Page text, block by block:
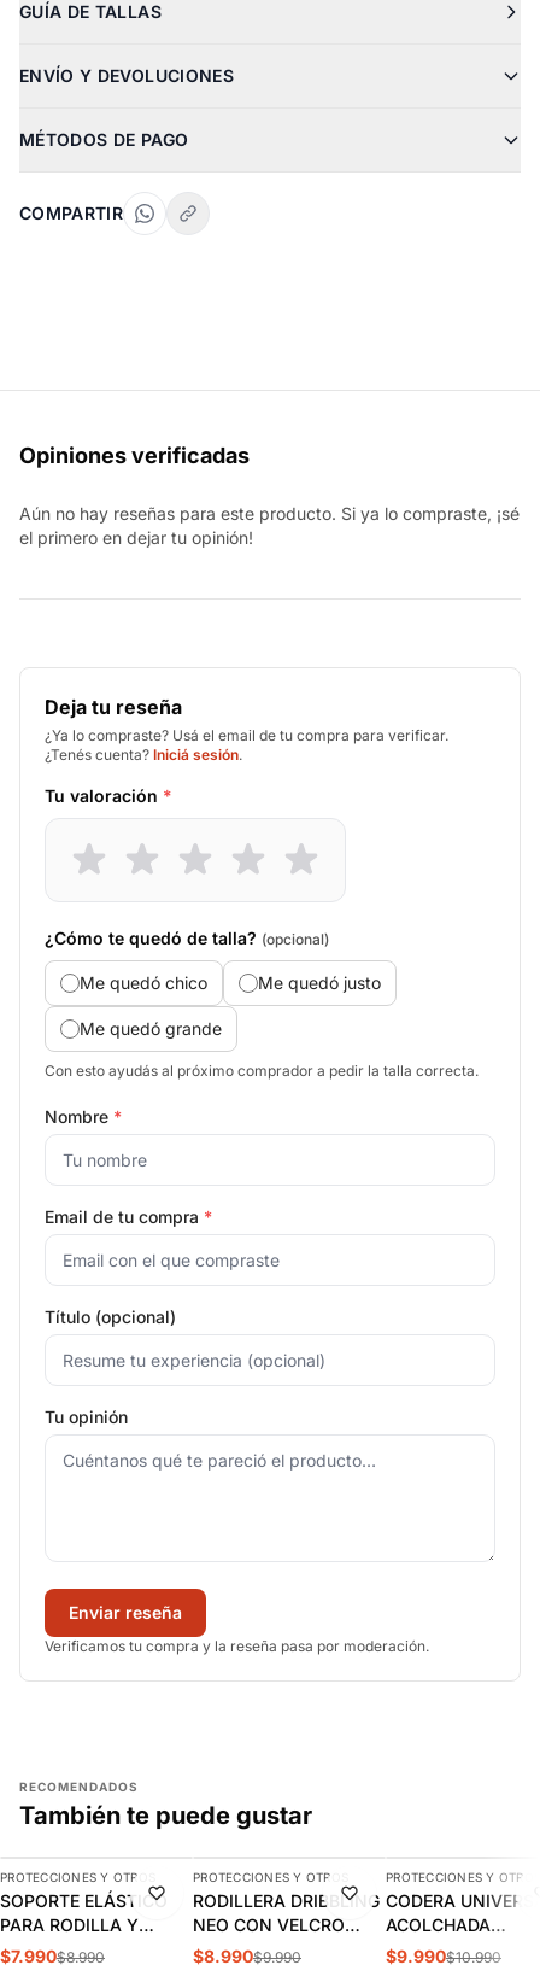
GUÍA DE TALLAS
ENVÍO Y DEVOLUCIONES
MÉTODOS DE PAGO
COMPARTIR
Opiniones verificadas
Aún no hay reseñas para este producto. Si ya lo compraste, ¡sé
el primero en dejar tu opinión!
Deja tu reseña
¿Ya lo compraste? Usá el email de tu compra para verificar.
¿Tenés cuenta? Iniciá sesión.
Tu valoración *
¿Cómo te quedó de talla? (opcional)
Me quedó chico Me quedó justo
Me quedó grande
Con esto ayudás al próximo comprador a pedir la talla correcta.
Nombre *
Email de tu compra *
Título (opcional)
Tu opinión
Enviar reseña
Verificamos tu compra y la reseña pasa por moderación.
RECOMENDADOS
También te puede gustar
-11%
AGREGAR
PROTECCIONES Y OTROS
SOPORTE ELÁSTICO
PARA RODILLA Y
PANTORRILLA WILSON
$7.990$8.990
-10%
AGREGAR
PROTECCIONES Y OTROS
RODILLERA DRIBBLING
NEO CON VELCRO
ABIERTA | 9.55.04
$8.990$9.990
-9%
PROTECCIONES Y OTROS
CODERA
ACOLCHADA
DRIBBLING |
$9.990$10.990